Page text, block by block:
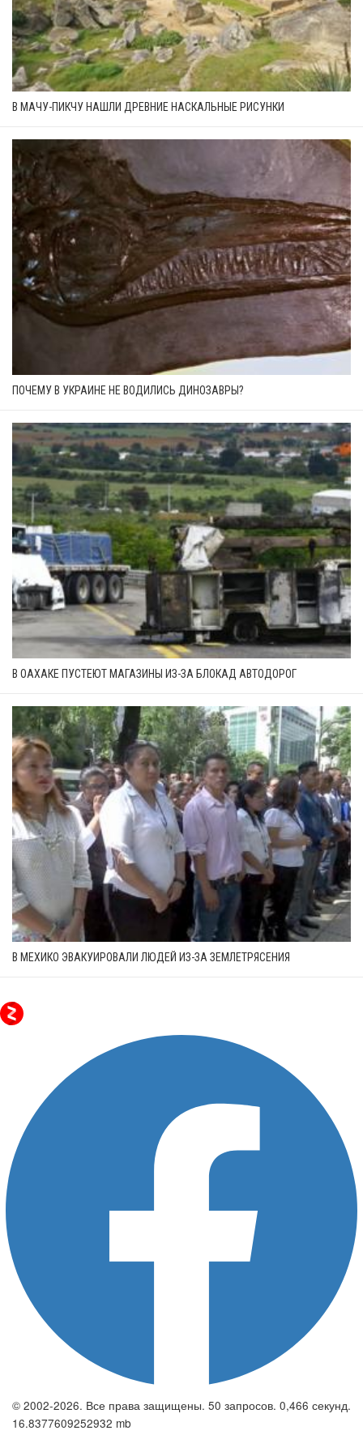
В МАЧУ-ПИКЧУ НАШЛИ ДРЕВНИЕ НАСКАЛЬНЫЕ РИСУНКИ
ПОЧЕМУ В УКРАИНЕ НЕ ВОДИЛИСЬ ДИНОЗАВРЫ?
В ОАХАКЕ ПУСТЕЮТ МАГАЗИНЫ ИЗ-ЗА БЛОКАД АВТОДОРОГ
В МЕХИКО ЭВАКУИРОВАЛИ ЛЮДЕЙ ИЗ-ЗА ЗЕМЛЕТРЯСЕНИЯ
© 2002-2026. Все права защищены. 50 запросов. 0,466 секунд.
16.8377609252932 mb